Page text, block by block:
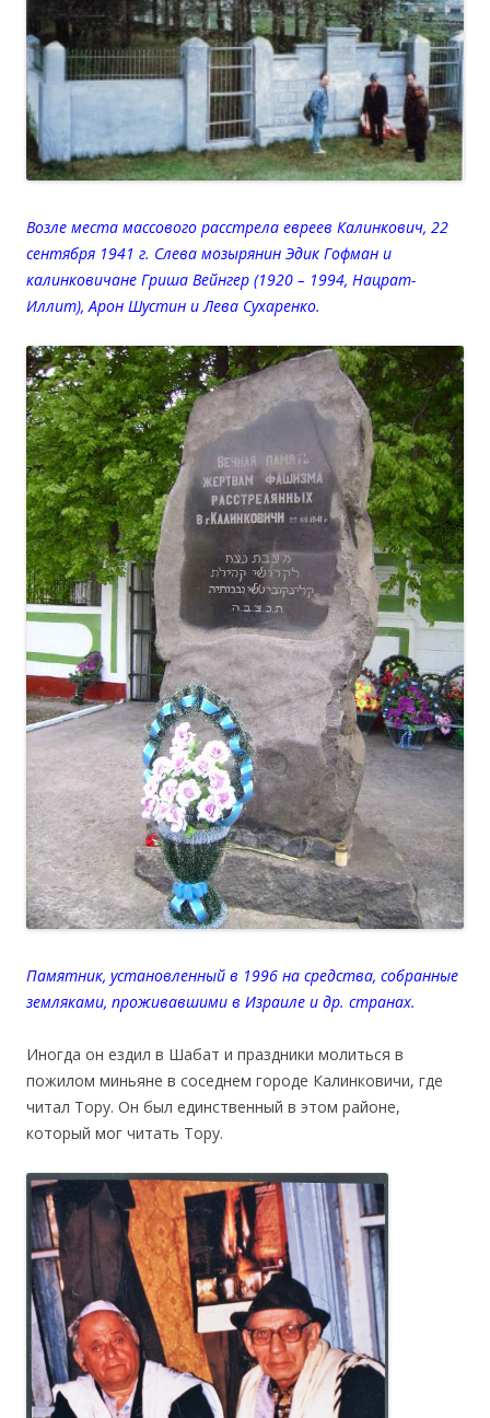
Возле места массового расстрела евреев Калинкович, 22
сентября 1941 г. Слева мозырянин Эдик Гофман и
калинковичане Гриша Вейнгер (1920 – 1994, Нацрат-
Иллит), Арон Шустин и Лева Сухаренко.
Памятник, установленный в 1996 на средства, собранные
земляками, проживавшими в Израиле и др. странах.
Иногда он ездил в Шабат и праздники молиться в
пожилом миньяне в соседнем городе Калинковичи, где
читал Тору. Он был единственный в этом районе,
который мог читать Тору.